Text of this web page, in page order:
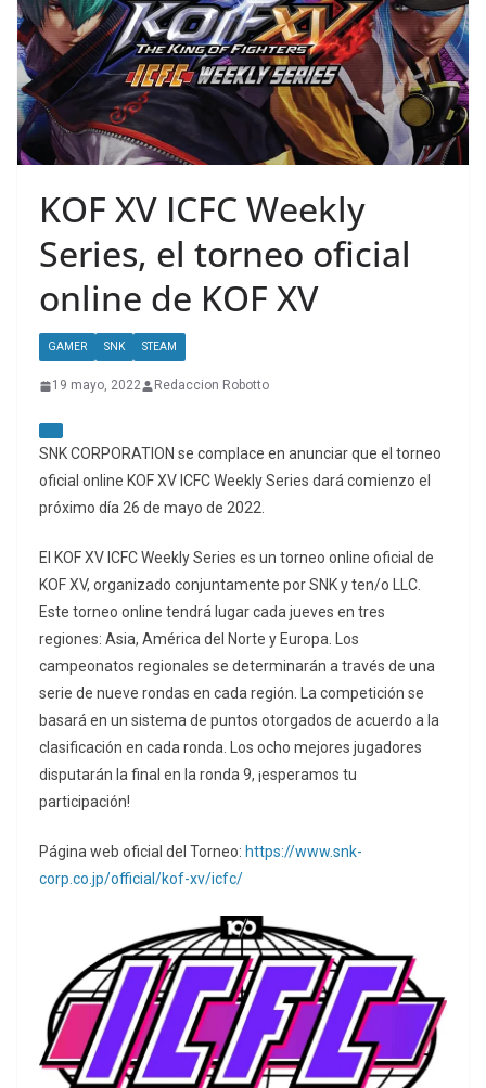
KOF XV ICFC Weekly
Series, el torneo oficial
online de KOF XV
GAMER SNK STEAM
19 mayo, 2022 Redaccion Robotto
SNK CORPORATION se complace en anunciar que el torneo
oficial online KOF XV ICFC Weekly Series dará comienzo el
próximo día 26 de mayo de 2022.
El KOF XV ICFC Weekly Series es un torneo online oficial de
KOF XV, organizado conjuntamente por SNK y ten/o LLC.
Este torneo online tendrá lugar cada jueves en tres
regiones: Asia, América del Norte y Europa. Los
campeonatos regionales se determinarán a través de una
serie de nueve rondas en cada región. La competición se
basará en un sistema de puntos otorgados de acuerdo a la
clasificación en cada ronda. Los ocho mejores jugadores
disputarán la final en la ronda 9, ¡esperamos tu
participación!
Página web oficial del Torneo: https://www.snk-
corp.co.jp/official/kof-xv/icfc/